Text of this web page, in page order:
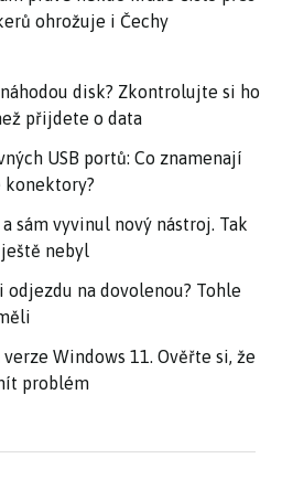
ohrožuje i Čechy
disk? Zkontrolujte si ho
přijdete o data
USB portů: Co znamenají
konektory?
sám vyvinul nový nástroj. Tak
nebyl
na dovolenou? Tohle
Windows 11. Ověřte si, že
problém